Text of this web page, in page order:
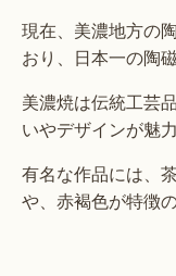
現在、美濃地方の
おり、日本一の陶
美濃焼は伝統工芸
いやデザインが魅力
有名な作品には、
や、赤褐色が特徴